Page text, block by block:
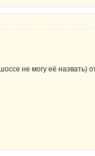
не могу её назвать)